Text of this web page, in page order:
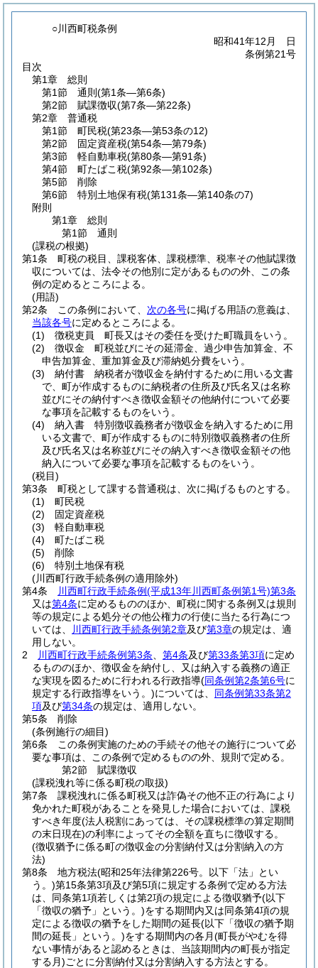
○川西町税条例
昭和41年12月 日
条例第21号
目次
第1章
総則
第1節
通則 (第1条―第6条)
第2節
賦課徴収(第7条―第22条)
第2章
普通税
第1節
町民税(第23条―第53条の12)
第2節
固定資産税(第54条―第79条)
第3節
軽自動車税(第80条―第91条)
第4節
町たばこ税(第92条―第102条)
第5節
削除
第6節
特別土地保有税(第131条―第140条の7)
附則
第1章
総則
第1節
通則
(課税の根拠)
第1条
町税の税目、課税客体、課税標準、税率その他賦課徴
収については、法令その他別に定があるものの外、この条
例の定めるところによる。
(用語)
第2条
この条例において、 次の各号に掲げる用語の意義は、
当該各号に定めるところによる。
(1)
徴税吏員 町長又はその委任を受けた町職員をいう。
(2)
徴収金 町税並びにその延滞金、過少申告加算金、不
申告加算金、重加算金及び滞納処分費をいう。
(3)
納付書 納税者が徴収金を納付するために用いる文書
で、町が作成するものに納税者の住所及び氏名又は名称
並びにその納付すべき徴収金額その他納付について必要
な事項を記載するものをいう。
(4)
納入書 特別徴収義務者が徴収金を納入するために用
いる文書で、町が作成するものに特別徴収義務者の住所
及び氏名又は名称並びにその納入すべき徴収金額その他
納入について必要な事項を記載するものをいう。
(税目)
第3条
町税として課する普通税は、次に掲げるものとする。
(1)
町民税
(2)
固定資産税
(3)
軽自動車税
(4)
町たばこ税
(5)
削除
(6)
特別土地保有税
(川西町行政手続条例の適用除外)
第4条
川西町行政手続条例(平成13年川西町条例第1号)第3条
又は第4条に定めるもののほか、町税に関する条例又は規則
等の規定による処分その他公権力の行使に当たる行為につ
いては、
川西町行政手続条例第2章及び第3章の規定は、適
用しない。
2
川西町行政手続条例第3条 第4条及び第33条第3項に定め
るもののほか、徴収金を納付し、又は納入する義務の適正
な実現を図るために行われる行政指導(同条例第2条第6号に
規定する行政指導をいう。)については、 同条例第33条第2
項及び第34条の規定は、適用しない。
第5条
削除
(条例施行の細目)
第6条
この条例実施のための手続その他その施行について必
要な事項は、この条例で定めるものの外、規則で定める。
第2節
賦課徴収
(課税洩れ等に係る町税の取扱)
第7条
課税洩れに係る町税又は詐偽その他不正の行為により
免かれた町税があることを発見した場合においては、課税
すべき年度(法人税割にあっては、その課税標準の算定期間
の末日現在)の利率によってその全額を直ちに徴収する。
(徴収猶予に係る町の徴収金の分割納付又は分割納入の方
法)
第8条
地方税法(昭和25年法律第226号。以下「法」とい
う。)第15条第3項及び第5項に規定する条例で定める方法
は、同条第1項若しくは第2項の規定による徴収猶予(以下
「徴収の猶予」という。)をする期間内又は同条第4項の規
定による徴収の猶予をした期間の延長(以下「徴収の猶予期
間の延長」という。)をする期間内の各月(町長がやむを得
ない事情があると認めるときは、当該期間内の町長が指定
する月)ごとに分割納付又は分割納入する方法とする。